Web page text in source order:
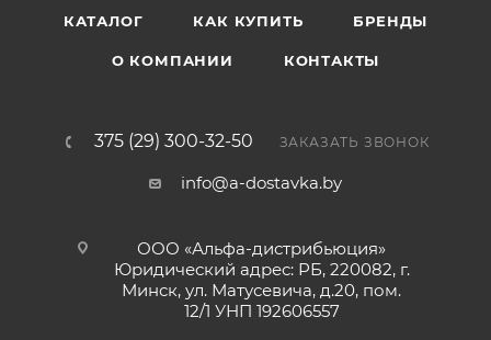
КАТАЛОГ КАК КУПИТЬ БРЕНДЫ
О КОМПАНИИ КОНТАКТЫ
375 (29) 300-32-50 ЗАКАЗАТЬ ЗВОНОК
info@a-dostavka.by
ООО «Альфа-дистрибьюция»
Юридический адрес: РБ, 220082, г.
Минск, ул. Матусевича, д.20, пом.
12/1 УНП 192606557